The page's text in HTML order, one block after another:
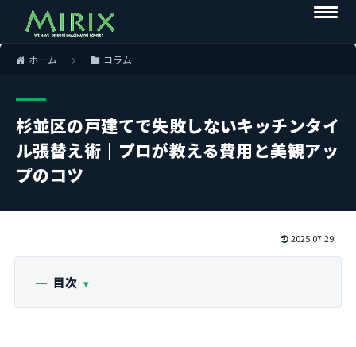
ホーム コラム
杉並区の戸建てで失敗しないキッチンタイ
ル張替え術｜プロが教える費用と美観アッ
プのコツ
2025.07.29
目次